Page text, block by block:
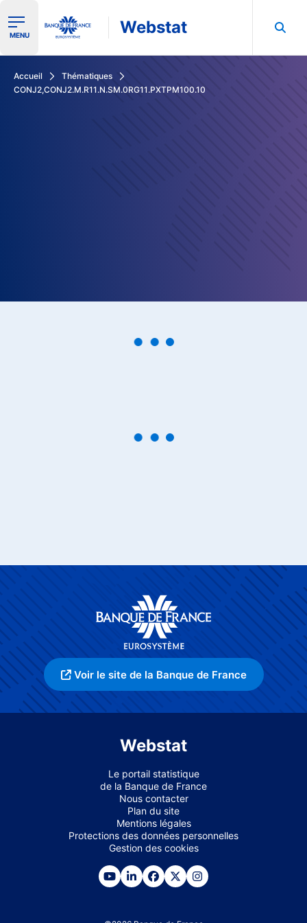
Ouvrir le menu de navigation
MENU Webstat
Accueil
Thématiques
CONJ2,CONJ2.M.R11.N.SM.0RG11.PXTPM100.10
Voir le site de la Banque de France
Webstat
Le portail statistique
de la Banque de France
Nous contacter
Plan du site
Mentions légales
Protections des données personnelles
Gestion des cookies